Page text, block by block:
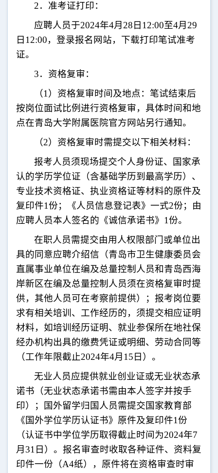
2．准考证打印：
应聘人员于2024年4月 28 日 12:00至4月 29
日 12:00，登录报名网站，下载打印笔试准考
证。
3．资格复审：
（1 ）资格复审时间及地点：笔试结束后
按岗位面试比例进行资格复审，具体时间和地
点在青岛大学附属医院官方网站另行通知。
（2）资格复审时需提交以下相关材料：
报考人员须现场提交个人身份证、国家承
认的学历学位证（含基础学历到最高学历）、
专业技术资格证、执业资格证等材料的原件及
复印件1份；《人员信息登记表》一式2份；由
应聘人员本人签名的《诚信承诺书》 1份。
在职人员需提交由用人权限部门或单位出
具的同意应聘介绍信（青岛市卫生健康委员会
直属事业单位在编及总量控制人员和青岛西海
岸新区在编及总量控制人员须在资格复审时提
供，其他人员可在考察前提供）；报考岗位要
求有相关培训、工作经历的，须提交相应证明
材料，如培训经历证明、就业参保所在地社保
经办机构出具的缴费凭证或明细、劳动合同等
（工作年限截止2024年4月 15 日）。
无业人员应提供就业创业证或无业状态承
诺书（无业状态承诺书需由本人签字并按手
印）；国外留学归国人员需提交国家教育部
《国外学位学历认证书》原件及复印件1份
（认证书中学位学历取得截止时间为2024年7
月 31 日）。报名审查时收取各种证件、资料复
印件一份（A4纸），原件将在资格审查时审